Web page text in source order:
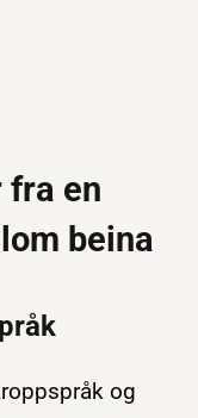
fra en
beina
og